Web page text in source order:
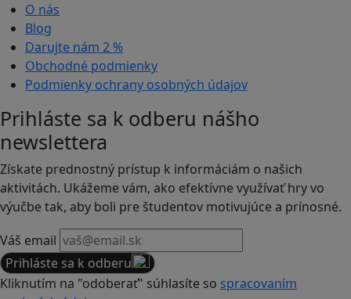
O nás
Blog
Darujte nám 2 %
Obchodné podmienky
Podmienky ochrany osobných údajov
Prihláste sa k odberu nášho
newslettera
Získate prednostný prístup k informáciám o našich
aktivitách. Ukážeme vám, ako efektívne využívať hry vo
výučbe tak, aby boli pre študentov motivujúce a prínosné.
Váš email
Prihláste sa k odberu
Kliknutím na "odoberať" súhlasíte so spracovaním